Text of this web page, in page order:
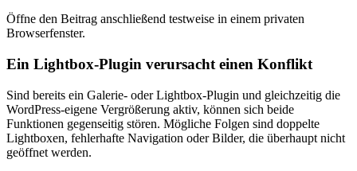
Öffne den Beitrag anschließend testweise in einem privaten
Browserfenster.
Ein Lightbox-Plugin verursacht einen Konflikt
Sind bereits ein Galerie- oder Lightbox-Plugin und gleichzeitig die
WordPress-eigene Vergrößerung aktiv, können sich beide
Funktionen gegenseitig stören. Mögliche Folgen sind doppelte
Lightboxen, fehlerhafte Navigation oder Bilder, die überhaupt nicht
geöffnet werden.